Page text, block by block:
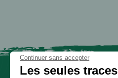
Continuer sans accepter
Les seules traces